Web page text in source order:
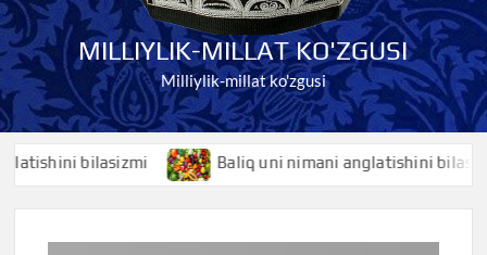
MILLIYLIK-MILLAT KO'ZGUSI
Milliylik-millat ko'zgusi
bilasizmi Baliq uni nimani anglatishini bilasizmi